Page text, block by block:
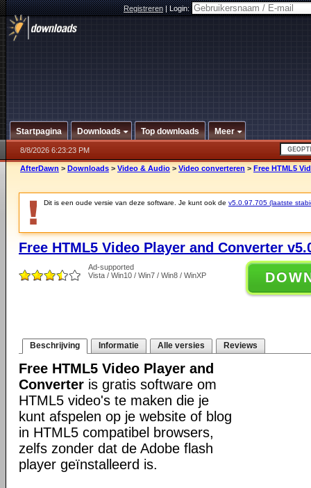
Registreren|Login:
Startpagina Downloads Top downloads Meer
8/8/2026 6:23:23 PM
AfterDawn > Downloads > Video & Audio > Video converteren > Free HTML5
Dit is een oude versie van deze software. Je kunt ook de v5.0.97.705 (laatste
Free HTML5 Video Player and Converter
Ad-supported
Vista / Win10 / Win7 / Win8 / WinXP
Beschrijving Informatie Alle versies Reviews
Free HTML5 Video Player and
Converter is gratis software om
HTML5 video's te maken die je
kunt afspelen op je website of blog
in HTML5 compatibel browsers,
zelfs zonder dat de Adobe flash
player geïnstalleerd is.